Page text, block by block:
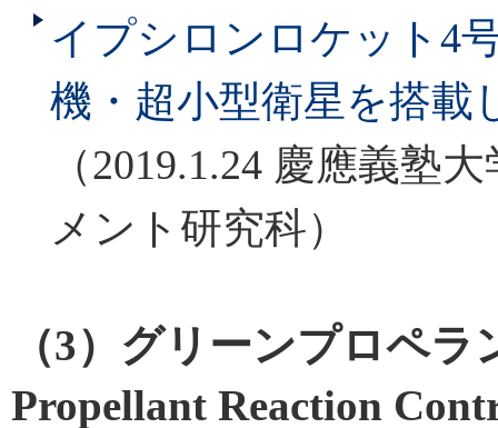
イプシロンロケット4
機・超小型衛星を搭載
（2019.1.24 慶應義塾
メント研究科）
（3）グリーンプロペ
Propellant Reaction